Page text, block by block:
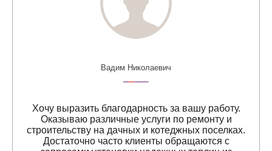
Вадим Николаевич
Хочу выразить благодарность за вашу работу.
Оказываю различные услуги по ремонту и
строительству на дачных и котеджных поселках.
Достаточно часто клиенты обращаются с